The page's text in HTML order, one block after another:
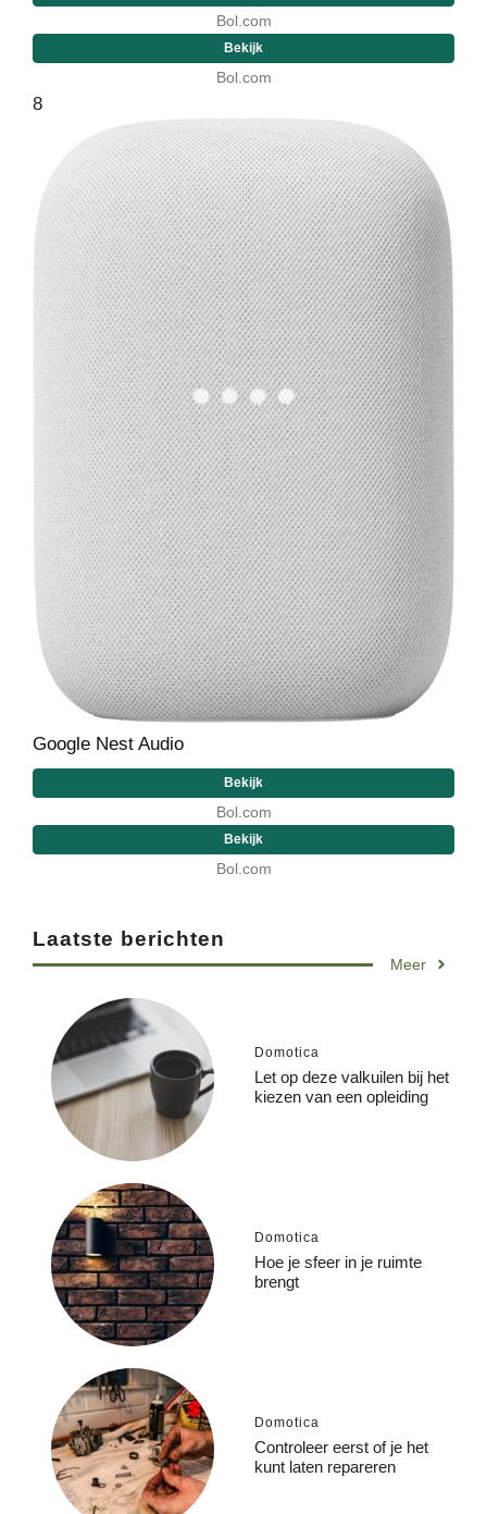
Bol.com
Bekijk
Bol.com
8
Google Nest Audio
Bekijk
Bol.com
Bekijk
Bol.com
Laatste berichten
Meer
Domotica
Let op deze valkuilen bij het
kiezen van een opleiding
Domotica
Hoe je sfeer in je ruimte
brengt
Domotica
Controleer eerst of je het
kunt laten repareren